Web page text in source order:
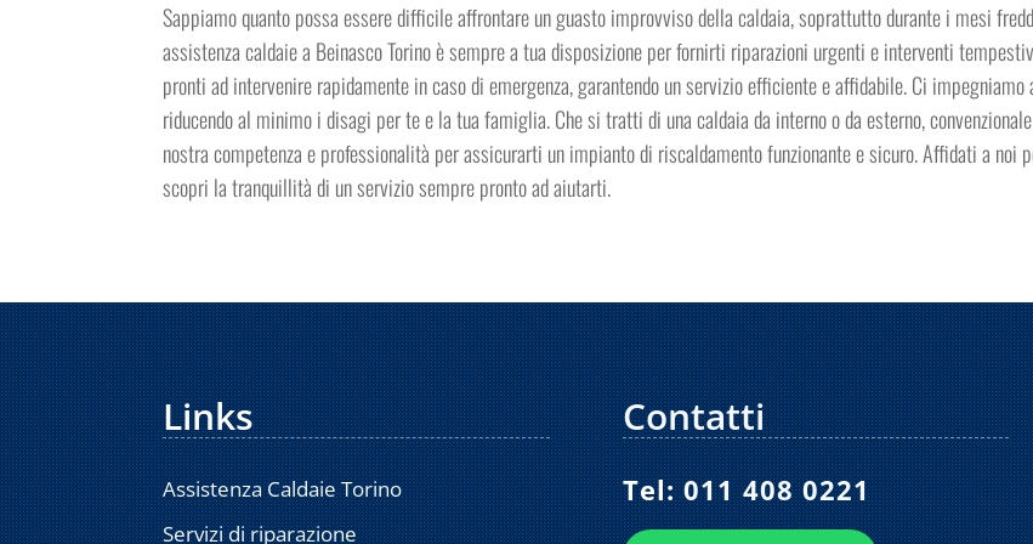
Sappiamo quanto possa essere difficile affrontare un guasto improvviso della caldaia, soprattutto durante i mesi
assistenza caldaie a Beinasco Torino è sempre a tua disposizione per fornirti riparazioni urgenti e interventi
pronti ad intervenire rapidamente in caso di emergenza, garantendo un servizio efficiente e affidabile. Ci
riducendo al minimo i disagi per te e la tua famiglia. Che si tratti di una caldaia da interno o da esterno,
nostra competenza e professionalità per assicurarti un impianto di riscaldamento funzionante e sicuro. Affidati a noi
scopri la tranquillità di un servizio sempre pronto ad aiutarti.
Links
Assistenza Caldaie Torino
Servizi di riparazione
Contatti
Tel:011 408 0221